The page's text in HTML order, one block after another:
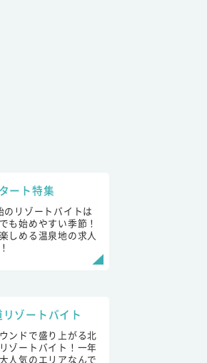
ート特集
のリゾートバイトは
も始めやすい季節！
しめる温泉地の求人
ゾートバイト
ンドで盛り上がる北
ゾートバイト！一年
人気のエリアなんで